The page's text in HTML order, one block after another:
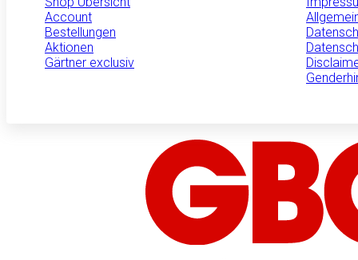
Account
Bestellungen
Aktionen
Gärtner exclusiv